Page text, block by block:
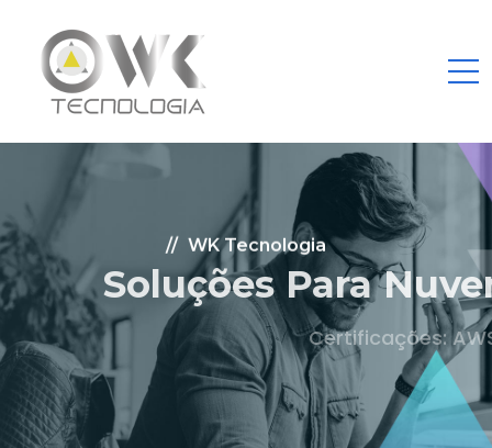
WK Tecnologia
Soluções Para Nuvem.
Certificações: AWS Partner, Microsoft Gold
Fale Conosco